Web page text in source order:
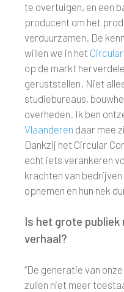
te overtuigen, en een
producent om het
verduurzamen. De
willen we in het
op de markt
geruststellen. Niet
studiebureaus,
overheden. Ik ben
Vlaanderen daar mee
Dankzij het Circular
echt iets verankeren
krachten van
opnemen en hun nek
Is het grote
verhaal?
“De generatie van
zullen niet meer